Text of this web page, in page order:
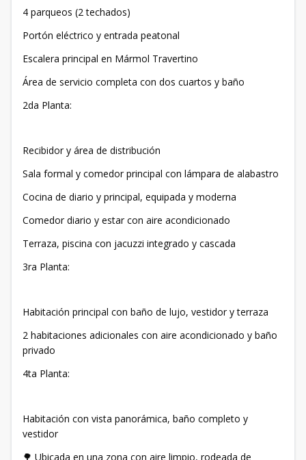
4 parqueos (2 techados)
Portón eléctrico y entrada peatonal
Escalera principal en Mármol Travertino
Área de servicio completa con dos cuartos y baño
2da Planta:
Recibidor y área de distribución
Sala formal y comedor principal con lámpara de alabastro
Cocina de diario y principal, equipada y moderna
Comedor diario y estar con aire acondicionado
Terraza, piscina con jacuzzi integrado y cascada
3ra Planta:
Habitación principal con baño de lujo, vestidor y terraza
2 habitaciones adicionales con aire acondicionado y baño
privado
4ta Planta:
Habitación con vista panorámica, baño completo y
vestidor
🌳 Ubicada en una zona con aire limpio, rodeada de